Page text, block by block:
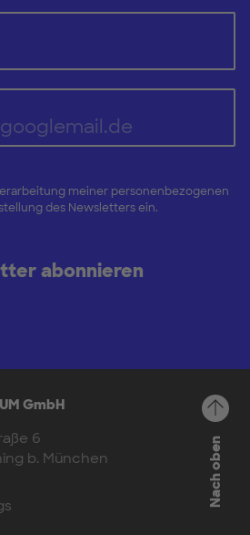
meiner personenbezogenen
des Newsletters ein.
abonnieren
GmbH
6
b. München
Nach oben